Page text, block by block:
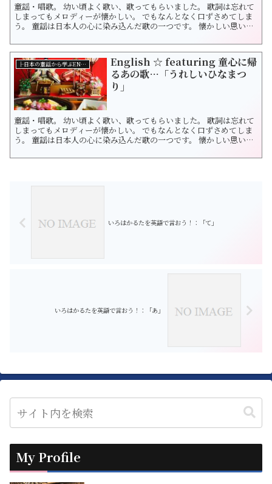
童謡・唱歌。 幼い頃よく歌い、歌ってもらいました。 歌詞は忘れて
しまってもメロディーが懐かしい。 でもなんとなく口ずさめてしま
う。 童謡は日本人の心に染み込んだ歌の一つです。 懐かしい思いを
ら英語表現を学んでみましょう！ 今日は季節はもうバレンタインだ
けど！？ 2月なので「鬼のパンツ」です。 その軽快なリズムと覚え
やすい歌...
├日本の童謡から学ぶENGLISH!
English ☆ featuring 童心に帰
るあの歌…「うれしいひなまつ
り」
童謡・唱歌。 幼い頃よく歌い、歌ってもらいました。 歌詞は忘れて
しまってもメロディーが懐かしい。 でもなんとなく口ずさめてしま
う。 童謡は日本人の心に染み込んだ歌の一つです。 懐かしい思いを
ら英語表現を学んでみましょう。 3月といえば桃の節句・ひな祭りで
いろはかるたを英語で言おう！：「て」
いろはかるたを英語で言おう！：「あ」
My Profile